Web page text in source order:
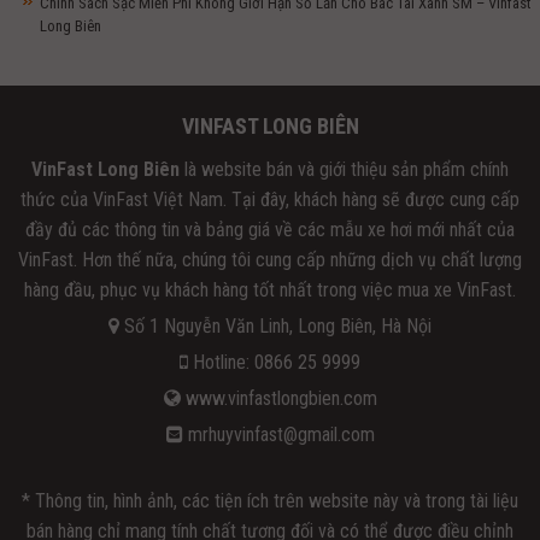
Long Biên
VINFAST LONG BIÊN
VinFast Long Biên là website bán và giới thiệu sản phẩm chính
thức của VinFast Việt Nam. Tại đây, khách hàng sẽ được cung cấp
đầy đủ các thông tin và bảng giá về các mẫu xe hơi mới nhất của
VinFast. Hơn thế nữa, chúng tôi cung cấp những dịch vụ chất lượng
hàng đầu, phục vụ khách hàng tốt nhất trong việc mua xe VinFast.
Số 1 Nguyễn Văn Linh, Long Biên, Hà Nội
Hotline: 0866 25 9999
www.vinfastlongbien.com
mrhuyvinfast@gmail.com
* Thông tin, hình ảnh, các tiện ích trên website này và trong tài liệu
bán hàng chỉ mang tính chất tương đối và có thể được điều chỉnh